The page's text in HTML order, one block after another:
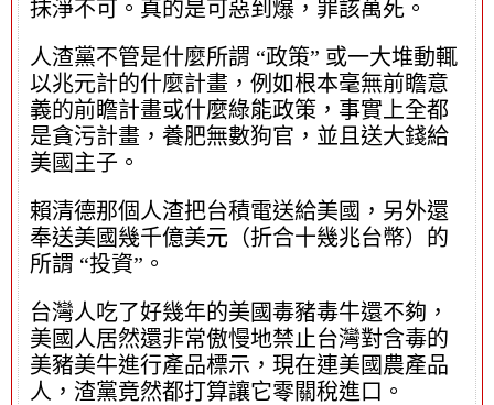
抹淨不可。真的是可惡到爆，罪該萬死。
人渣黨不管是什麼所謂 “政策” 或一大堆動輒
以兆元計的什麼計畫，例如根本毫無前瞻意
義的前瞻計畫或什麼綠能政策，事實上全都
是貪污計畫，養肥無數狗官，並且送大錢給
美國主子。
賴清德那個人渣把台積電送給美國，另外還
奉送美國幾千億美元（折合十幾兆台幣）的
所謂 “投資”。
台灣人吃了好幾年的美國毒豬毒牛還不夠，
美國人居然還非常傲慢地禁止台灣對含毒的
美豬美牛進行產品標示，現在連美國農產品
人，渣黨竟然都打算讓它零關稅進口。